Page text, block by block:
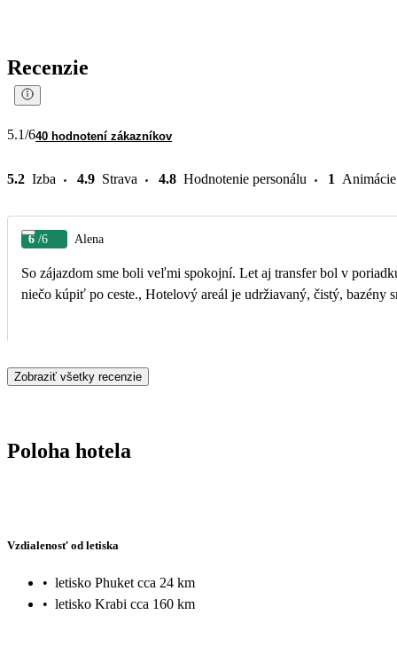
Recenzie
5.1/640 hodnotení zákazníkov
5.2 Izba 4.9 Strava 4.8 Hodnotenie personálu 1 Animácie
6 /6 Alena
So zájazdom sme boli veľmi spokojní. Let aj transfer bol v
niečo kúpiť po ceste., Hotelový areál je udržiavaný, čistý, bazény
Zobraziť všetky recenzie
Poloha hotela
Vzdialenosť od letiska
• letisko Phuket cca 24 km
• letisko Krabi cca 160 km